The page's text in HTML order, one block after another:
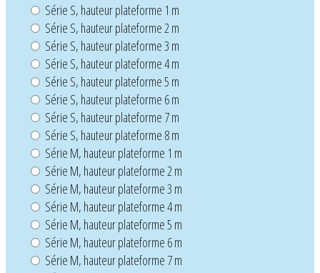
Série S, hauteur plateforme 1 m
Série S, hauteur plateforme 2 m
Série S, hauteur plateforme 3 m
Série S, hauteur plateforme 4 m
Série S, hauteur plateforme 5 m
Série S, hauteur plateforme 6 m
Série S, hauteur plateforme 7 m
Série S, hauteur plateforme 8 m
Série M, hauteur plateforme 1 m
Série M, hauteur plateforme 2 m
Série M, hauteur plateforme 3 m
Série M, hauteur plateforme 4 m
Série M, hauteur plateforme 5 m
Série M, hauteur plateforme 6 m
Série M, hauteur plateforme 7 m